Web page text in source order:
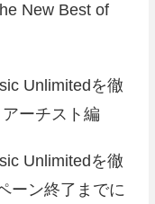
New Best of
Unlimitedを徹
ーチスト編
Unlimitedを徹
ーン終了までに